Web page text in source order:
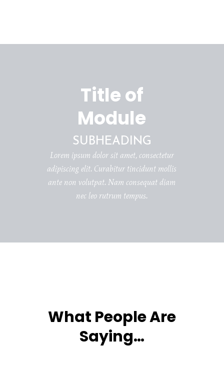
Title of
Module
SUBHEADING
Lorem ipsum dolor sit amet, consectetur
adipiscing elit. Curabitur tincidunt mollis
ante non volutpat. Nam consequat diam
nec leo rutrum tempus.
What People Are
Saying…